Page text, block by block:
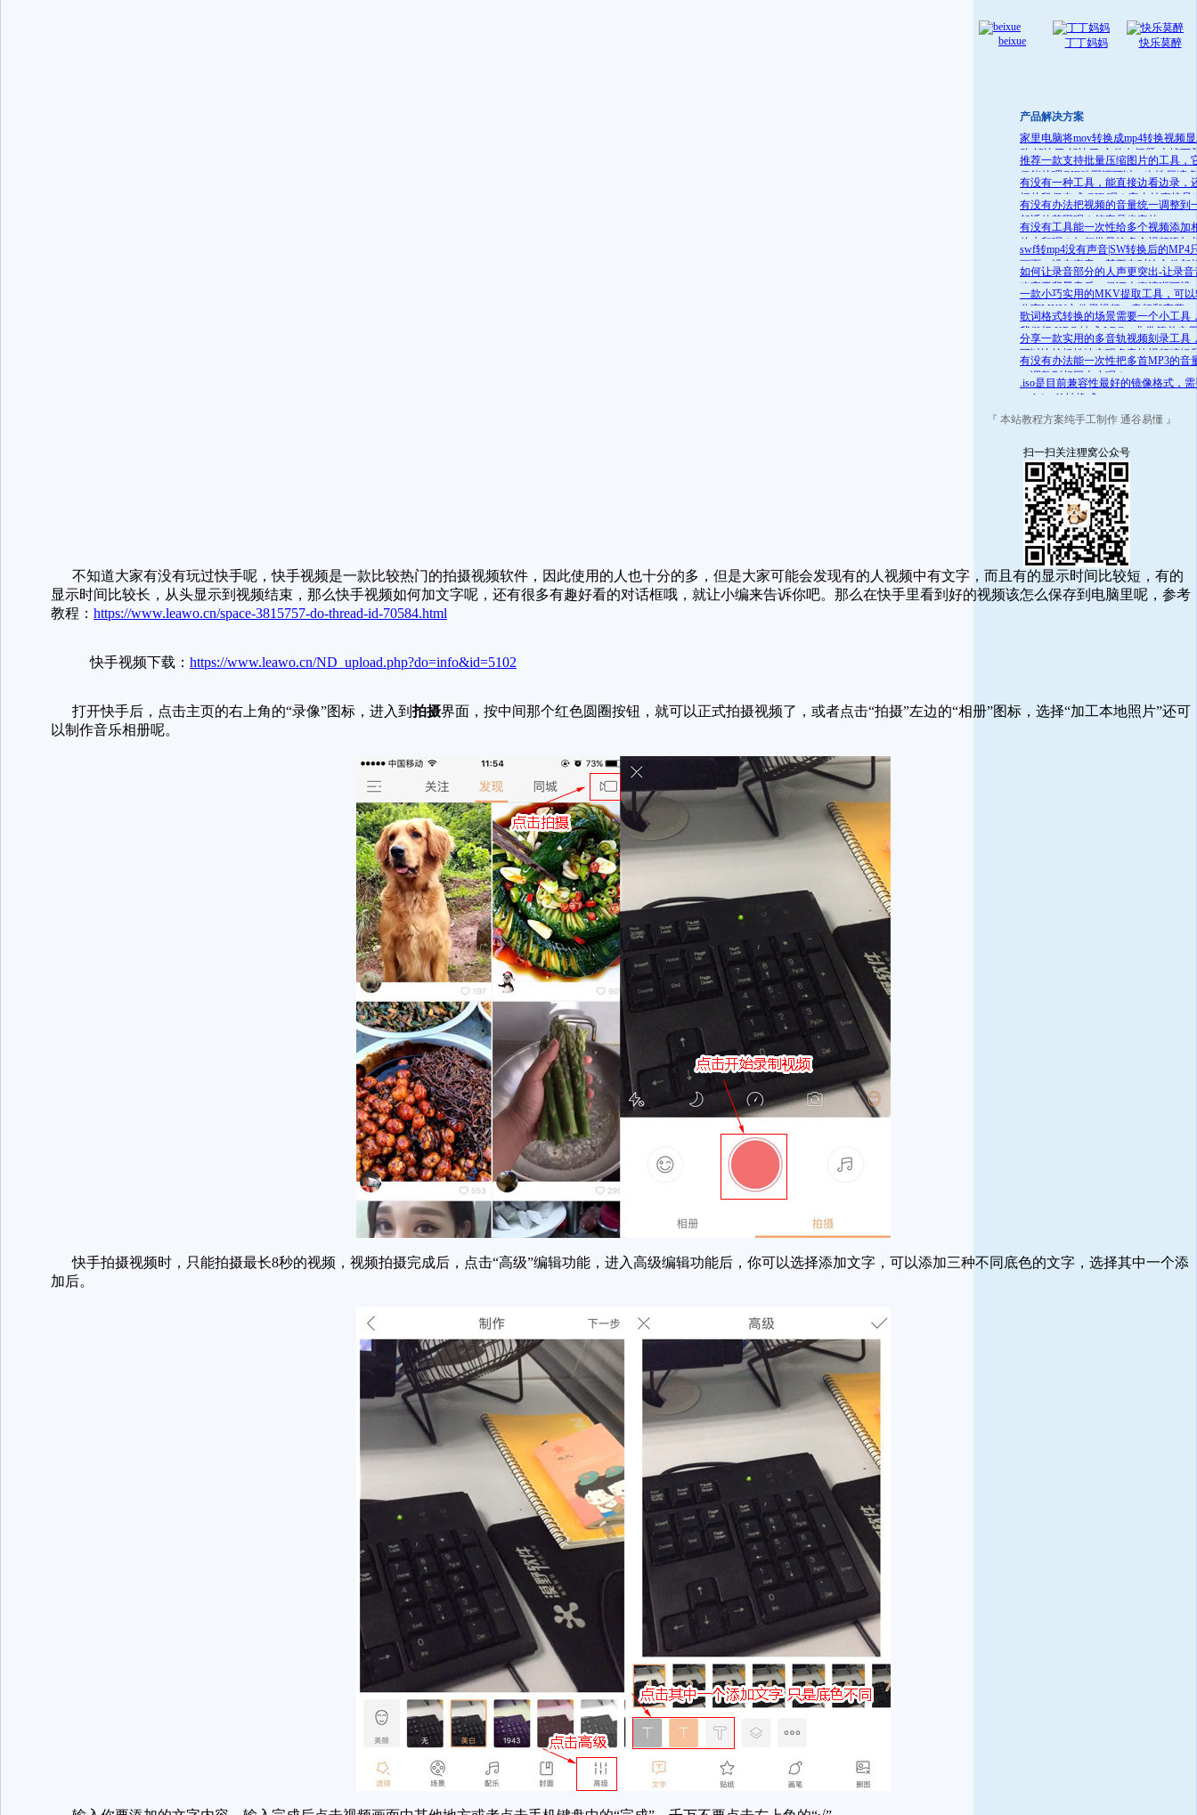
beixue 丁丁妈妈 快乐莫醉
产品解决方案
家里电脑将mov转换成mp4转换视频
败 解决了:解决了 文件名问题 去掉下
就可
推荐一款支持批量压缩图片的工具，
仅能处理GIF动图还可以一次性压缩
件
有没有一种工具，能直接边看边录，
把片段保存成 GIF 呢？它支持直接导
GIF 格式，
有没有办法把视频的音量统一调整到
舒适的范围呢？答案是肯定的
有没有工具能一次性给多个视频添加
的水印呢？如何批量给多个视频添加
的水印
swf转mp4没有声音|SW转换后的MP4
画面，没有声音，甚至有时连文件都
开
如何让录音部分的人声更突出-让录音
略高于背景音乐，保证人声清晰可辨
一款小巧实用的MKV提取工具，可
分离MKV文件里视频、音频和字幕
歌词格式转换的场景需要一个小工具
我们把 KRC 转成 LRC，非常简单实
分享一款实用的多音轨视频刻录工具
可以比较轻松地实现多音轨视频编辑
录
有没有办法能一次性把多首MP3的音
一调整到相同大小呢？
.iso是目前兼容性最好的镜像格式，
.mds/.mdf 转换成 .iso
『 本站教程方案纯手工制作 通谷易懂 』
扫一扫关注狸窝公众号
不知道大家有没有玩过快手呢，快手视频是一款比较热门的拍摄视频软件，因此使用的人也十分的多，但是大家可能会发现有的人视频中有文字，而且有的显示时间比较短，有的
显示时间比较长，从头显示到视频结束，那么快手视频如何加文字呢，还有很多有趣好看的对话框哦，就让小编来告诉你吧。那么在快手里看到好的视频该怎么保存到电脑里呢，参考
教程： https://www.leawo.cn/space-3815757-do-thread-id-70584.html
快手视频下载： https://www.leawo.cn/ND_upload.php?do=info&id=5102
打开快手后，点击主页的右上角的“录像”图标，进入到 拍摄界面，按中间那个红色圆圈按钮，就可以正式拍摄视频了，或者点击“拍摄”左边的“相册”图标，选择“加工本地照片”还可
以制作音乐相册呢。
快手拍摄视频时，只能拍摄最长8秒的视频，视频拍摄完成后，点击“高级”编辑功能，进入高级编辑功能后，你可以选择添加文字，可以添加三种不同底色的文字，选择其中一个添
加后。